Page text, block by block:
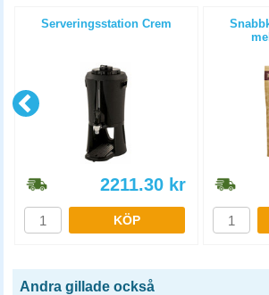
Serveringsstation Crem
2211.30 kr
KÖP
Andra gillade också